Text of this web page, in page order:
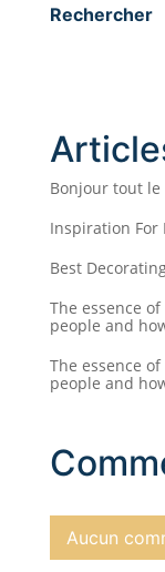
Rechercher
Bonjour tout le
Inspiration For
Best
The essence
people and
The essence
people and
Aucun